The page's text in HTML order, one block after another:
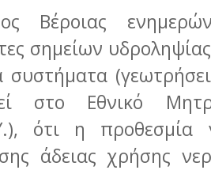
Βέροιας
σημείων
συστήματα
στο Εθνικό
ότι η προθεσμία
άδειας χρήσης